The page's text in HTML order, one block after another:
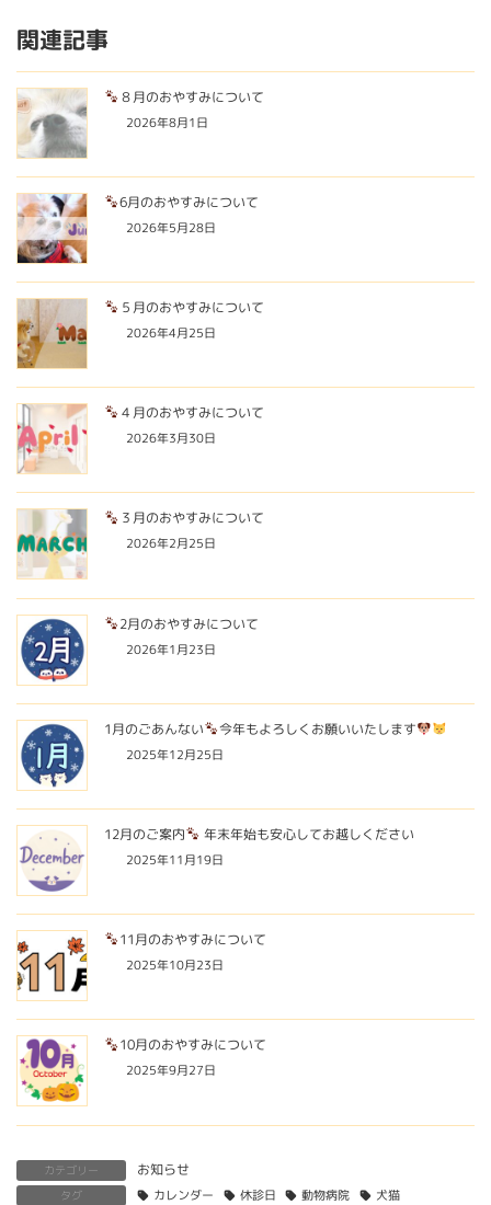
関連記事
８月のおやすみについて
2026年8月1日
6月のおやすみについて
2026年5月28日
５月のおやすみについて
2026年4月25日
４月のおやすみについて
2026年3月30日
３月のおやすみについて
2026年2月25日
2月のおやすみについて
2026年1月23日
1月のごあんない 今年もよろしくお願いいたします
2025年12月25日
12月のご案内 年末年始も安心してお越しください
2025年11月19日
11月のおやすみについて
2025年10月23日
10月のおやすみについて
2025年9月27日
カテゴリー お知らせ
タグ カレンダー 休診日 動物病院
犬猫